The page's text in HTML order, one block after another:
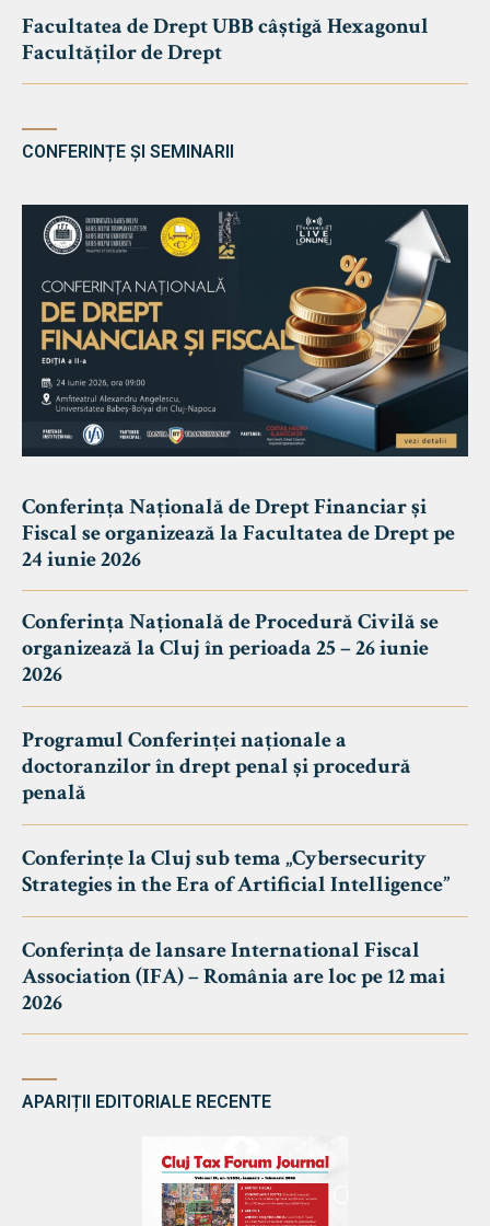
Facultatea de Drept UBB câștigă Hexagonul
Facultăților de Drept
CONFERINȚE ȘI SEMINARII
Conferința Națională de Drept Financiar și
Fiscal se organizează la Facultatea de Drept pe
24 iunie 2026
Conferința Națională de Procedură Civilă se
organizează la Cluj în perioada 25 – 26 iunie
2026
Programul Conferinței naționale a
doctoranzilor în drept penal și procedură
penală
Conferințe la Cluj sub tema „Cybersecurity
Strategies in the Era of Artificial Intelligence”
Conferința de lansare International Fiscal
Association (IFA) – România are loc pe 12 mai
2026
APARIȚII EDITORIALE RECENTE